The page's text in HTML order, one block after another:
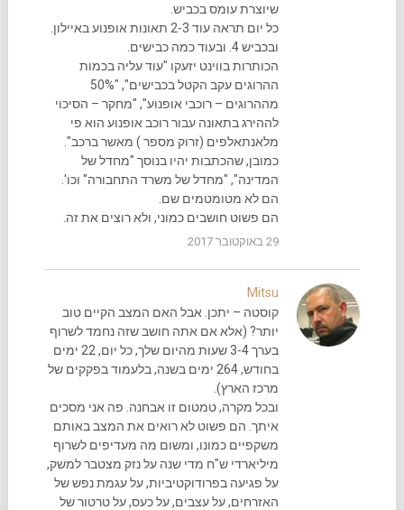
שיוצרת עומס בכביש.
כל יום תראה עוד 2-3 תאונות אופנוע באיילון.
ובכביש 4. ובעוד כמה כבישים.
הכותרות בווינט יזעקו "עוד עליה בכמות
ההרוגים עקב הקטל בכבישים", "50%
מההרוגים – רוכבי אופנוע", "מחקר – הסיכוי
לההירג בתאונה עבור רוכב אופנוע הוא פי
מלאנתאלפים (זרוק מספר ) מאשר ברכב".
כמובן, שהכתבות יהיו בנוסך "מחדל של
המדינה", "מחדל של משרד התחבורה" וכו'.
הם לא מטומטמים שם.
הם פשוט חושבים כמוני, ולא רוצים את זה.
29 באוקטובר 2017
Mitsu
קוסטה – יתכן. אבל האם המצב הקיים טוב
יותר? (אלא אם אתה חושב שזה נחמד לשרוף
בערך 3-4 שעות מהיום שלך, כל יום, 22 ימים
בחודש, 264 ימים בשנה, בלעמוד בפקקים של
מרכז הארץ).
ובכל מקרה, טמטום זו אבחנה. פה אני מסכים
איתך. הם פשוט לא רואים את המצב באותם
משקפיים כמונו, ומשום מה מעדיפים לשרוף
מיליארדי ש"ח מדי שנה על נזק מצטבר למשק,
על פגיעה בפרודוקטיביות, על עגמת נפש של
האזרחים, על עצבים, על כעס, על טרטור של